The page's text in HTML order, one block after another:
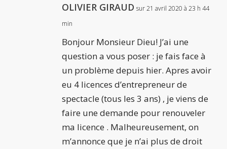
OLIVIER GIRAUD sur 21 avril 2020 à 23 h 44
min
Bonjour Monsieur Dieu! J’ai une
question a vous poser : je fais face à
un problème depuis hier. Apres avoir
eu 4 licences d’entrepreneur de
spectacle (tous les 3 ans) , je viens de
faire une demande pour renouveler
ma licence . Malheureusement, on
m’annonce que je n’ai plus de droit